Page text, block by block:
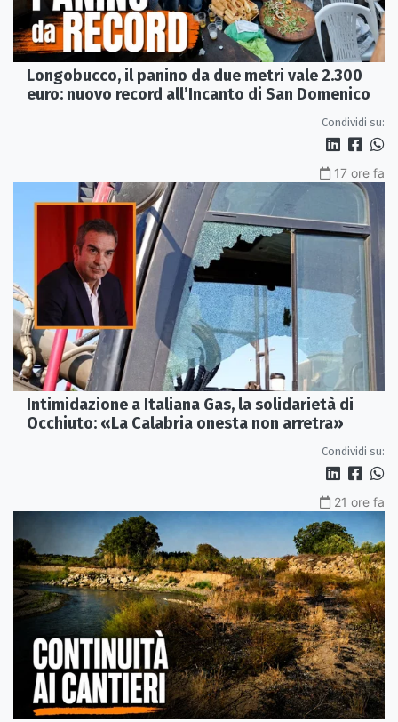
Longobucco, il panino da due metri vale 2.300
euro: nuovo record all’Incanto di San Domenico
Condividi su:
17 ore fa
Intimidazione a Italiana Gas, la solidarietà di
Occhiuto: «La Calabria onesta non arretra»
Condividi su:
21 ore fa